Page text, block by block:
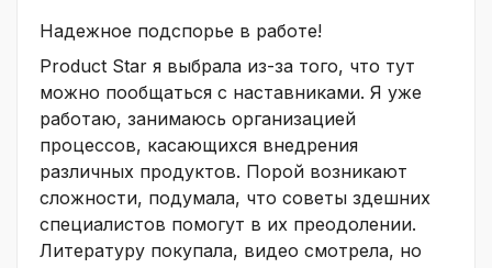
Надежное подспорье в работе!
Product Star я выбрала из-за того, что тут
можно пообщаться с наставниками. Я уже
работаю, занимаюсь организацией
процессов, касающихся внедрения
различных продуктов. Порой возникают
сложности, подумала, что советы здешних
специалистов помогут в их преодолении.
Литературу покупала, видео смотрела, но